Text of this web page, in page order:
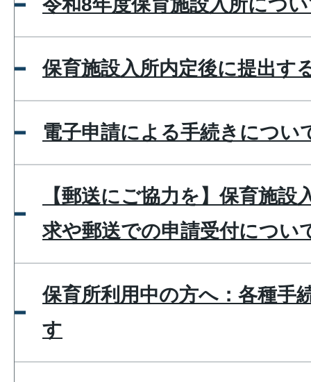
令和8年度保育施設入所につ
保育施設入所内定後に提出す
電子申請による手続きについ
【郵送にご協力を】保育施設
求や郵送での申請受付につい
保育所利用中の方へ：各種手
す